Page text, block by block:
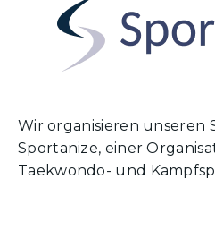
Wir organisieren unseren
Sportanize, einer
Taekwondo- und